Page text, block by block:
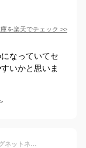
を楽天でチェック >>
なっていてセ
いかと思いま
【全品半額coupon事前配布中】超高発色 マグネットネイル フルーツの果汁のような透明感あふれる 「FruitMagnet」 カラージェル ジェルネイル クリアカラー フルーツマグネット ネイルジェル アートジェル ジェルネイル用品 爪 カラージェルネイル ネイル工房 にわちゃん